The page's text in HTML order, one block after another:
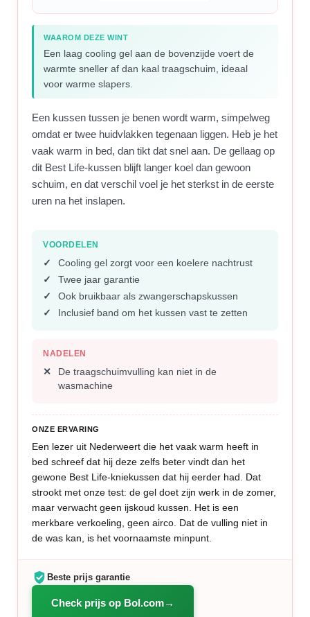
WAAROM DEZE WINT
Een laag cooling gel aan de bovenzijde voert de
warmte sneller af dan kaal traagschuim, ideaal
voor warme slapers.
Een kussen tussen je benen wordt warm, simpelweg
omdat er twee huidvlakken tegenaan liggen. Heb je het
vaak warm in bed, dan tikt dat snel aan. De gellaag op
dit Best Life-kussen blijft langer koel dan gewoon
schuim, en dat verschil voel je het sterkst in de eerste
uren na het inslapen.
VOORDELEN
Cooling gel zorgt voor een koelere nachtrust
Twee jaar garantie
Ook bruikbaar als zwangerschapskussen
Inclusief band om het kussen vast te zetten
NADELEN
De traagschuimvulling kan niet in de
wasmachine
ONZE ERVARING
Een lezer uit Nederweert die het vaak warm heeft in
bed schreef dat hij deze zelfs beter vindt dan het
gewone Best Life-kniekussen dat hij eerder had. Dat
strookt met onze test: de gel doet zijn werk in de zomer,
maar verwacht geen ijskoud kussen. Het is een
merkbare verkoeling, geen airco. Dat de vulling niet in
de was kan, is het voornaamste minpunt.
Beste prijs garantie
Check prijs op Bol.com